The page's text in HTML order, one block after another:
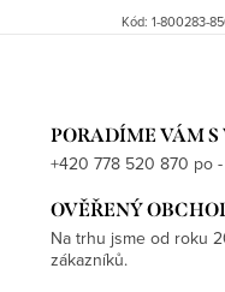
Kód: 1-800283-
PORADÍME VÁM
+420 778 520 870 po
OVĚŘENÝ
Na trhu jsme od roku
zákazníků.